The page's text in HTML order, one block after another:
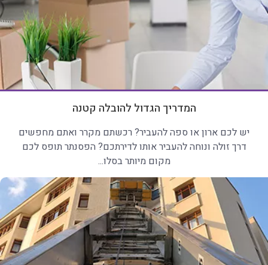
המדריך הגדול להובלה קטנה
יש לכם ארון או ספה להעביר? רכשתם מקרר ואתם מחפשים
דרך זולה ונוחה להעביר אותו לדירתכם? הפסנתר תופס לכם
מקום מיותר בסלו...